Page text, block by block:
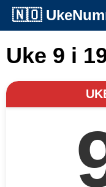
🇳🇴
Uke 9 i